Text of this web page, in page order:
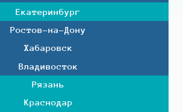
Екатеринбург
Ростов-на-Дону
Хабаровск
Владивосток
Рязань
Краснодар